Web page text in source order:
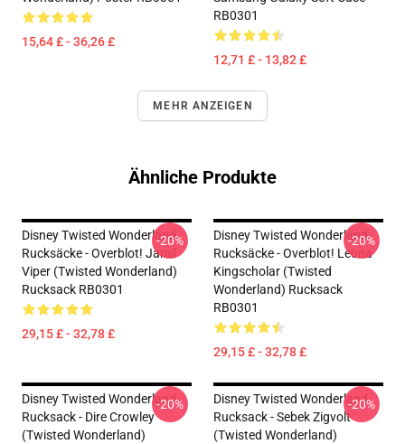
15,64 £ - 36,26 £
RB0301
12,71 £ - 13,82 £
MEHR ANZEIGEN
Ähnliche Produkte
Disney Twisted Wonderland
Rucksäcke - Overblot! Jamil
Viper (Twisted Wonderland)
Rucksack RB0301
29,15 £ - 32,78 £
-20%
Disney Twisted Wonderland
Rucksäcke - Overblot! Leona
Kingscholar (Twisted
Wonderland) Rucksack
RB0301
29,15 £ - 32,78 £
-20%
Disney Twisted Wonderland
Rucksack - Dire Crowley
(Twisted Wonderland)
-20%
Disney Twisted Wonderland
Rucksack - Sebek Zigvolt
(Twisted Wonderland)
-20%